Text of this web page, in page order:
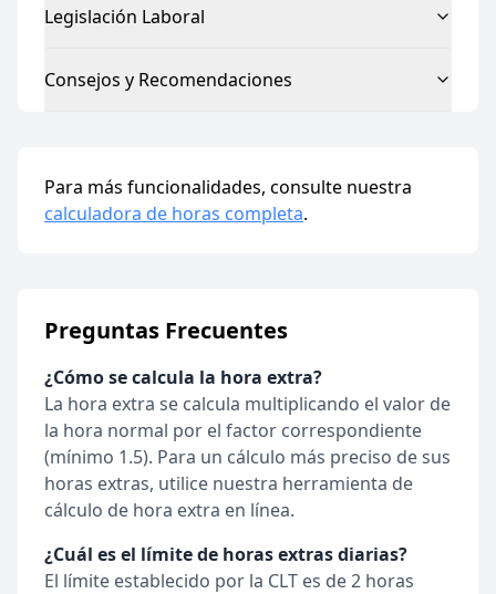
Legislación Laboral
Consejos y Recomendaciones
Para más funcionalidades, consulte nuestra
calculadora de horas completa.
Preguntas Frecuentes
¿Cómo se calcula la hora extra?
La hora extra se calcula multiplicando el valor de
la hora normal por el factor correspondiente
(mínimo 1.5). Para un cálculo más preciso de sus
horas extras, utilice nuestra herramienta de
cálculo de hora extra en línea.
¿Cuál es el límite de horas extras diarias?
El límite establecido por la CLT es de 2 horas